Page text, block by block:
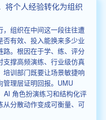
将个人经验转化为组织
，组织在中间这一段往往遭
有效、投入能换来多少业
。根因在于学、练、评分
撑高频演练、行业级仿真
训部门既要让场景敏捷响
管理层证明回报。UMU
AI 角色扮演练习和结构化评
分散动作变成可衡量、可